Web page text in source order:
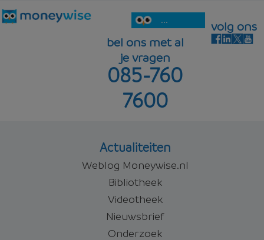
...
bel ons met al
je vragen
085-760
7600
volg ons
Actualiteiten
Weblog Moneywise.nl
Bibliotheek
Videotheek
Nieuwsbrief
Onderzoek